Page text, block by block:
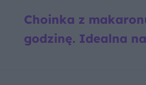
Choinka z
godzinę. Idealna